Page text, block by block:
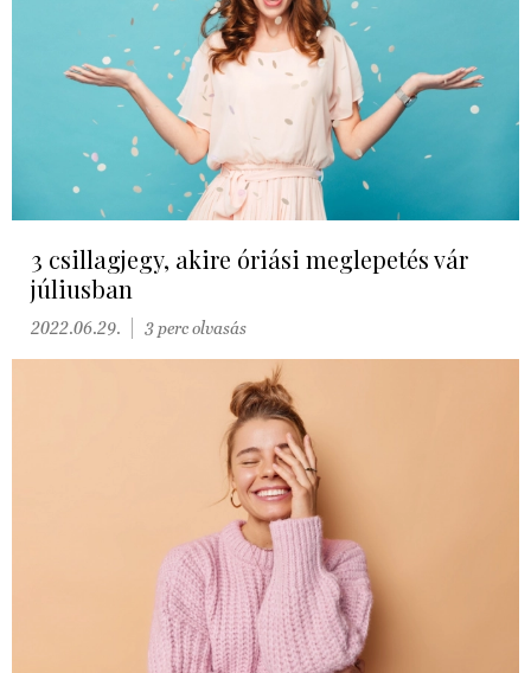
3 csillagjegy, akire óriási meglepetés vár
júliusban
2022.06.29. 3 perc olvasás